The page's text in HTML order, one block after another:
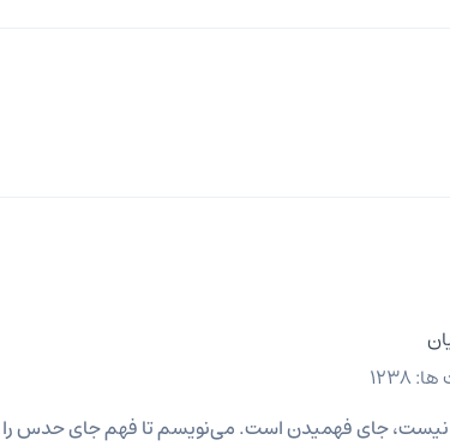
نیست، جای فهمیدن است. می‌نویسم تا فهم جای حدس را